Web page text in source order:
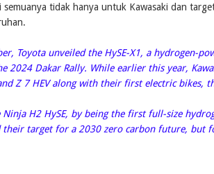
semuanya tidak hanya untuk Kawasaki dan
Toyota unveiled the HySE-X1, a hydrogen-
2024 Dakar Rally. While earlier this year,
Z 7 HEV along with their first electric bikes,
Ninja H2 HySE, by being the first full-size
their target for a 2030 zero carbon future, but